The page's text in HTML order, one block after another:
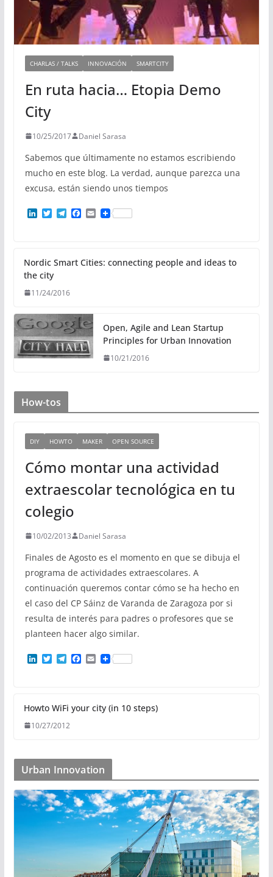
CHARLAS / TALKS INNOVACIÓN SMARTCITY
En ruta hacia… Etopia Demo
City
10/25/2017 Daniel Sarasa
Sabemos que últimamente no estamos escribiendo
mucho en este blog. La verdad, aunque parezca una
excusa, están siendo unos tiempos
L
d
I
n
T
e
r
T
r
F
o
E
Nordic Smart Cities: connecting people and ideas to
the city
11/24/2016
Open, Agile and Lean Startup
Principles for Urban Innovation
10/21/2016
How-tos
DIY HOWTO MAKER OPEN SOURCE
Cómo montar una actividad
extraescolar tecnológica en tu
colegio
10/02/2013 Daniel Sarasa
Finales de Agosto es el momento en que se dibuja el
programa de actividades extraescolares. A
continuación queremos contar cómo se ha hecho en
el caso del CP Sáinz de Varanda de Zaragoza por si
resulta de interés para padres o profesores que se
planteen hacer algo similar.
L
d
n
T
e
T
r
a
m
F
o
E
Howto WiFi your city (in 10 steps)
10/27/2012
Urban Innovation